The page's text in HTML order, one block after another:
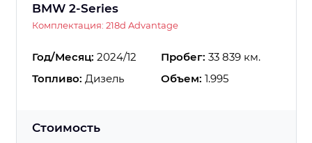
BMW 2-Series
Комплектация: 218d Advantage
Год/Месяц: 2024/12 Пробег: 33 839 км.
Топливо: Дизель Объем: 1.995
Стоимость